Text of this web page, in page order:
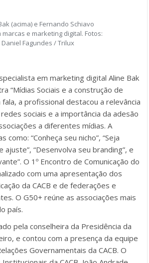
(acima) e Fernando Schiavo
e marketing digital. Fotos:
Daniel Fagundes / Trilux
em marketing digital Aline Bak
“Mídias Sociais e a construção de
fala, a profissional destacou a relevância
sociais e a importância da adesão
a diferentes mídias. A
como: “Conheça seu nicho”, “Seja
ajuste”, “Desenvolva seu branding”, e
O 1º Encontro de Comunicação do
com uma apresentação dos
da CACB e de federações e
O G50+ reúne as associações mais
país.
pela conselheira da Presidência da
e contou com a presença da equipe
Governamentais da CACB. O